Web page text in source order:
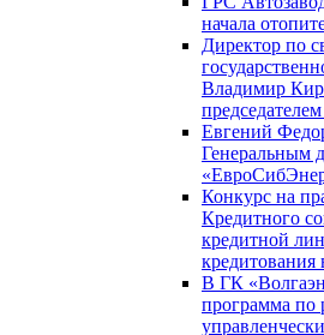
начала
Директор по
Владимир
Евгений
Генеральным
Конкурс на
Кредитного
кредитной
кредитования
В ГК
программа по